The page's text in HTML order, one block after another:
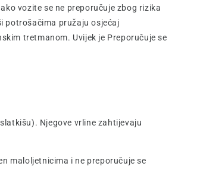
vozite se ne preporučuje zbog rizika
potrošačima pružaju osjećaj
tretmanom. Uvijek je Preporučuje se
Njegove vrline zahtijevaju
maloljetnicima i ne preporučuje se